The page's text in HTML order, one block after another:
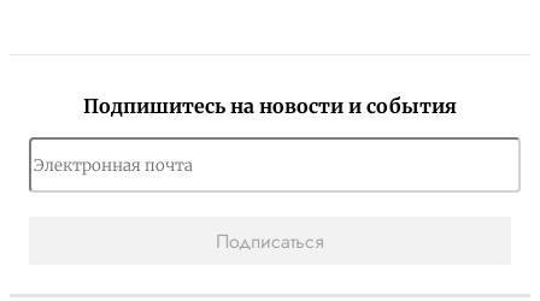
Подпишитесь на новости и события
Подписаться